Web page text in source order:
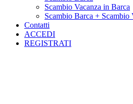
Scambio Vacanza in Barca
Scambio Barca + Scambio
Contatti
ACCEDI
REGISTRATI